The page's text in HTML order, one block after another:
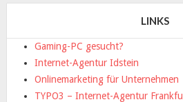
LINKS
Gaming-PC gesucht?
Internet-Agentur Idstein
Onlinemarketing für Unternehmen
TYPO3 – Internet-Agentur